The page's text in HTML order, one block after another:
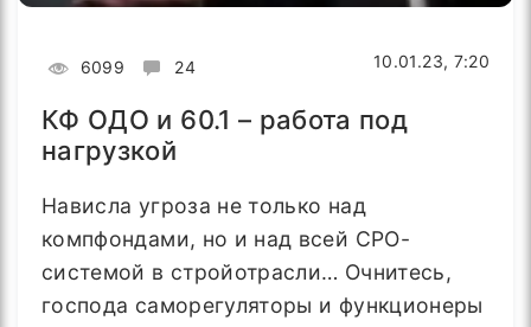
6099 24 10.01.23, 7:20
КФ ОДО и 60.1 – работа под
нагрузкой
Нависла угроза не только над
компфондами, но и над всей СРО-
системой в стройотрасли… Очнитесь,
господа саморегуляторы и функционеры